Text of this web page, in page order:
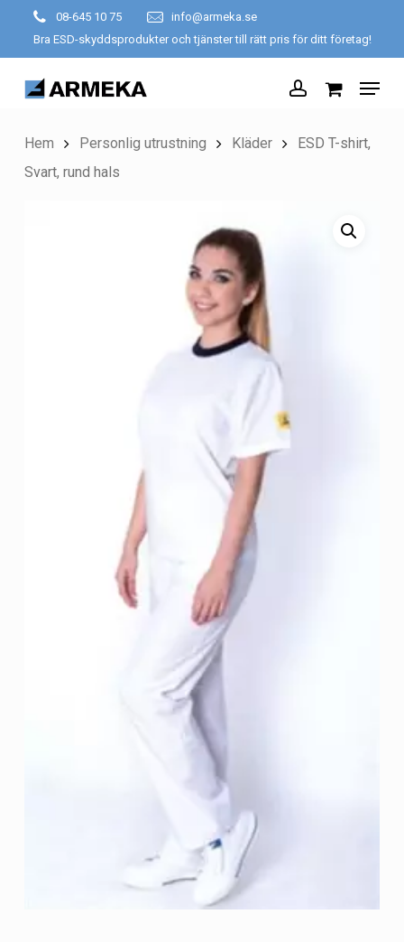
content
08-645 10 75
info@armeka.se
Bra ESD-skyddsprodukter och tjänster till rätt pris för ditt företag!
Menu
Hem Personlig utrustning Kläder
ESD T-shirt,
Svart, rund hals
Close
Menu